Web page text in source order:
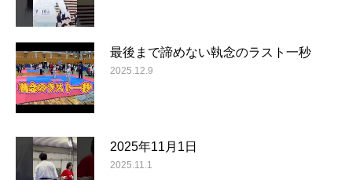
最後まで諦めない執念のラスト一秒
2025.12.9
2025年11月1日
2025.11.1